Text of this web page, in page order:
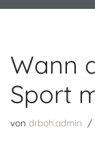
g
e
n
Wann
Sport
von drboh.admin